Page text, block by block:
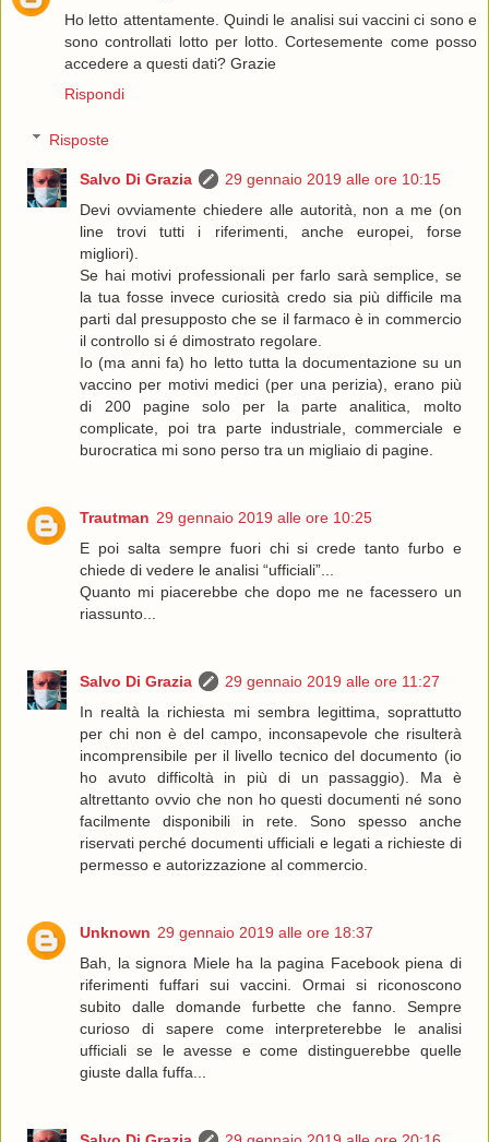
Ho letto attentamente. Quindi le analisi sui vaccini ci sono e
sono controllati lotto per lotto. Cortesemente come posso
accedere a questi dati? Grazie
Rispondi
Risposte
Salvo Di Grazia
29 gennaio 2019 alle ore 10:15
Devi ovviamente chiedere alle autorità, non a me (on
line trovi tutti i riferimenti, anche europei, forse
migliori).
Se hai motivi professionali per farlo sarà semplice, se
la tua fosse invece curiosità credo sia più difficile ma
parti dal presupposto che se il farmaco è in commercio
il controllo si é dimostrato regolare.
Io (ma anni fa) ho letto tutta la documentazione su un
vaccino per motivi medici (per una perizia), erano più
di 200 pagine solo per la parte analitica, molto
complicate, poi tra parte industriale, commerciale e
burocratica mi sono perso tra un migliaio di pagine.
Trautman 29 gennaio 2019 alle ore 10:25
E poi salta sempre fuori chi si crede tanto furbo e
chiede di vedere le analisi “ufficiali”...
Quanto mi piacerebbe che dopo me ne facessero un
riassunto...
Salvo Di Grazia
29 gennaio 2019 alle ore 11:27
In realtà la richiesta mi sembra legittima, soprattutto
per chi non è del campo, inconsapevole che risulterà
incomprensibile per il livello tecnico del documento (io
ho avuto difficoltà in più di un passaggio). Ma è
altrettanto ovvio che non ho questi documenti né sono
facilmente disponibili in rete. Sono spesso anche
riservati perché documenti ufficiali e legati a richieste di
permesso e autorizzazione al commercio.
Unknown 29 gennaio 2019 alle ore 18:37
Bah, la signora Miele ha la pagina Facebook piena di
riferimenti fuffari sui vaccini. Ormai si riconoscono
subito dalle domande furbette che fanno. Sempre
curioso di sapere come interpreterebbe le analisi
ufficiali se le avesse e come distinguerebbe quelle
giuste dalla fuffa...